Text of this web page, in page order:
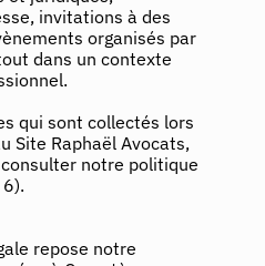
invitations à des
organisés par
dans un contexte
qui sont collectés lors
Site Raphaël Avocats,
notre politique
repose notre